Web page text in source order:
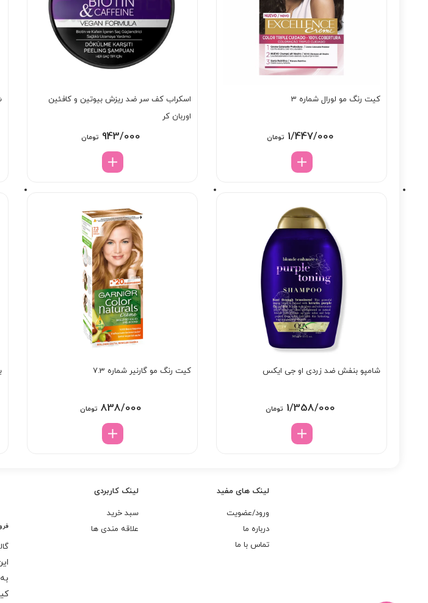
کیت رنگ مو لورال شماره 3
1/447/000 تومان
اسکراب کف سر ضد ریزش بیوتین و کافئین
اوربان کر
943/000 تومان
شامپو بنفش ضد زردی او جی ایکس
1/358/000 تومان
کیت رنگ مو گارنیر شماره 7.3
838/000 تومان
لینک های مفید
ورود/عضویت
درباره ما
تماس با ما
لینک کاربردی
سبد خرید
علاقه مندی ها